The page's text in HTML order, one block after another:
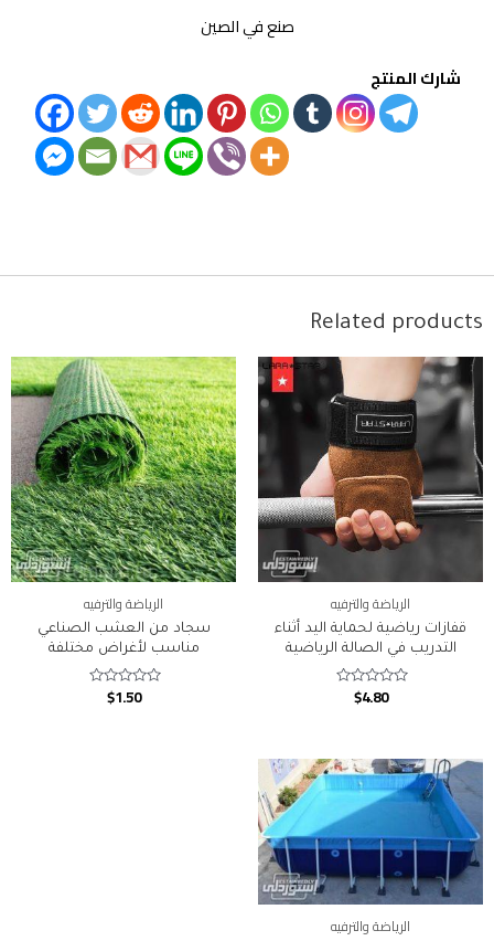
صنع في الصين
شارك المنتج
Related products
الرياضة والترفيه
قفازات رياضية لحماية اليد أثناء
التدريب في الصالة الرياضية
Rated
$4.80
الرياضة والترفيه
سجاد من العشب الصناعي
مناسب لأغراض مختلفة
Rated
$1.50
الرياضة والترفيه